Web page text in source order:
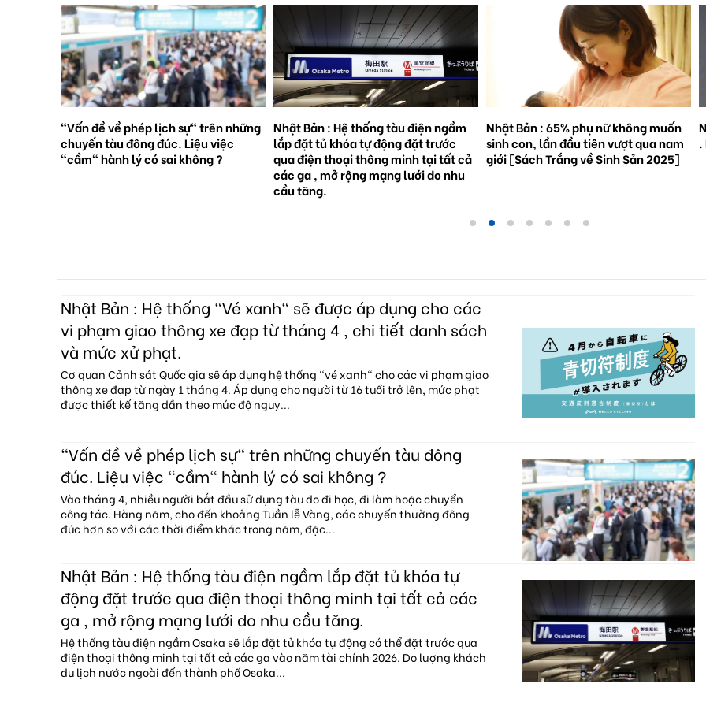
Nhật Bản : Hệ thống tàu điện ngầm
lắp đặt tủ khóa tự động đặt trước
qua điện thoại thông minh tại tất cả
Nhật Bản : 65% phụ nữ không muốn
sinh con, lần đầu tiên vượt qua nam
giới [Sách Trắng về Sinh Sản 2025]
Natto trở thành hiện tượng toàn cầu
. Bối cảnh và triển vọng tương lai.
Nhật Bản : Hệ thống "Vé xanh" sẽ được áp dụng cho các
vi phạm giao thông xe đạp từ tháng 4 , chi tiết danh sách
và mức xử phạt.
Cơ quan Cảnh sát Quốc gia sẽ áp dụng hệ thống "vé xanh" cho các vi phạm giao
thông xe đạp từ ngày 1 tháng 4. Áp dụng cho người từ 16 tuổi trở lên, mức phạt
được thiết kế tăng dần theo mức độ nguy...
"Vấn đề về phép lịch sự" trên những chuyến tàu đông
đúc. Liệu việc "cầm" hành lý có sai không ?
Vào tháng 4, nhiều người bắt đầu sử dụng tàu do đi học, đi làm hoặc chuyển
công tác. Hàng năm, cho đến khoảng Tuần lễ Vàng, các chuyến thường đông
đúc hơn so với các thời điểm khác trong năm, đặc...
Nhật Bản : Hệ thống tàu điện ngầm lắp đặt tủ khóa tự
động đặt trước qua điện thoại thông minh tại tất cả các
ga , mở rộng mạng lưới do nhu cầu tăng.
Hệ thống tàu điện ngầm Osaka sẽ lắp đặt tủ khóa tự động có thể đặt trước qua
điện thoại thông minh tại tất cả các ga vào năm tài chính 2026. Do lượng khách
du lịch nước ngoài đến thành phố Osaka...